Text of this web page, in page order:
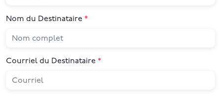
Nom du Destinataire
Courriel du Destinataire